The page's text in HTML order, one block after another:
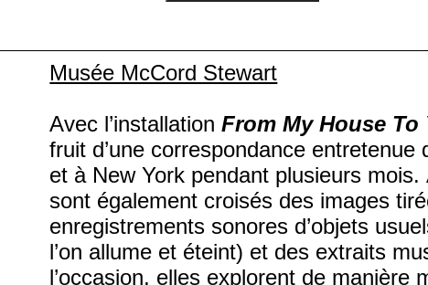
Musée McCord Stewart
Avec l’installationFrom My House To
fruit d’une correspondance
et à New York pendant plusieurs
sont également croisés des images
enregistrements sonores d’objets
l’on allume et éteint) et des extraits
l’occasion, elles explorent de manière